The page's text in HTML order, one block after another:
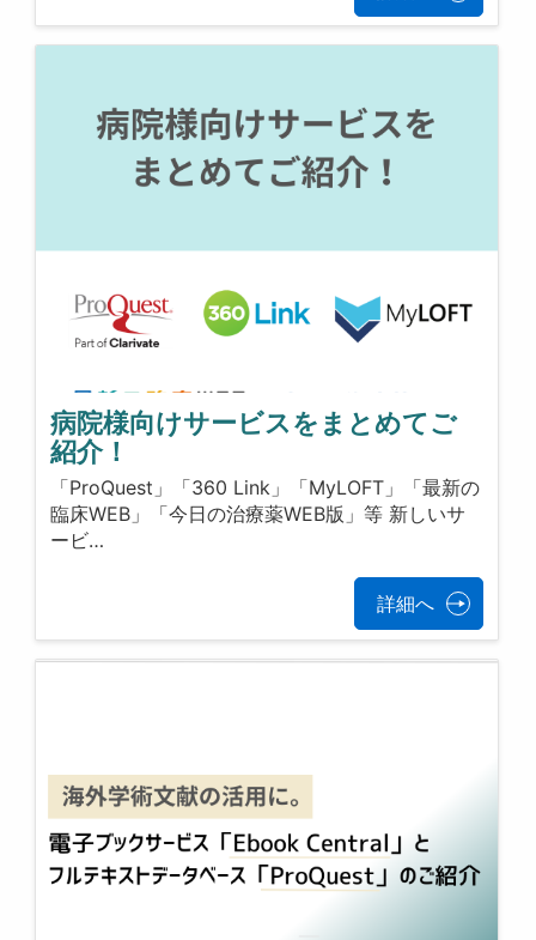
病院様向けサービスをまとめてご
紹介！
「ProQuest」「360 Link」「MyLOFT」「最新の
臨床WEB」「今日の治療薬WEB版」等 新しいサ
ービ…
詳細へ